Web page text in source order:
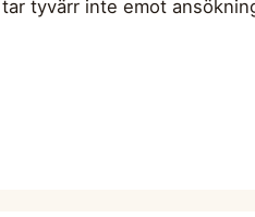
tyvärr inte emot